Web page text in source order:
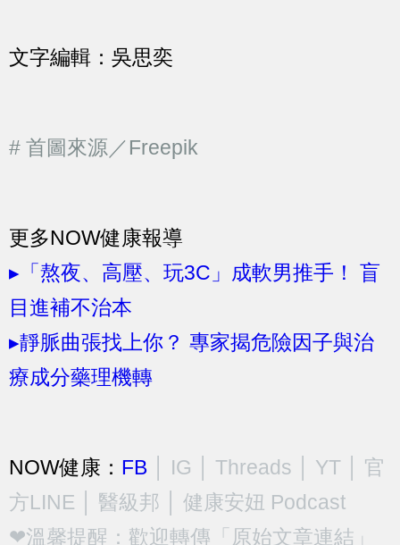
文字編輯：吳思奕
# 首圖來源／Freepik
更多NOW健康報導
▸「熬夜、高壓、玩3C」成軟男推手！ 盲
目進補不治本
▸靜脈曲張找上你？ 專家揭危險因子與治
療成分藥理機轉
NOW健康： FB│ IG Threads YT│ 官
方LINE
醫級邦
健康安妞 Podcast
❤溫馨提醒：歡迎轉傳「原始文章連結」